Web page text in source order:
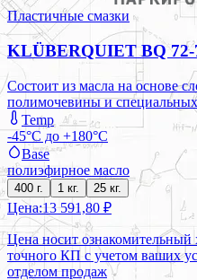
Пластичные смазки
KLÜBERQUIET BQ 72-
Состоит из масла на основе
полимочевины и
Temp
-45°C до +180°C
Base
полиэфирное масло
400 г. 1 кг. 25 кг.
Цена:13 591,80 ₽
Цена носит ознакомительный
точного КП с учетом ваших
отделом продаж